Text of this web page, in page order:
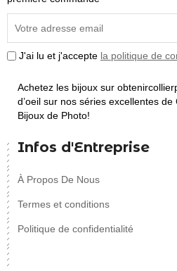
J'ai lu et j'accepte la politique de
Achetez les bijoux sur
d’oeil sur nos séries excellentes de
Bijoux de Photo!
Infos d'Entreprise
À Propos De Nous
Termes et conditions
Politique de confidentialité